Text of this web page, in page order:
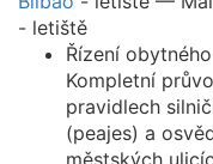
- letiště
Řízení
Kompletní
pravidlech
(peajes) a
městských